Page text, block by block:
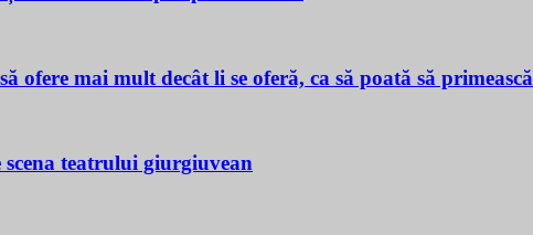
ofere mai mult decât li se oferă, ca să poată să
scena teatrului giurgiuvean